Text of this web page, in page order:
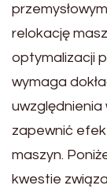
relokację
optymalizacji
wymaga
zapewnić
maszyn.
kwestie